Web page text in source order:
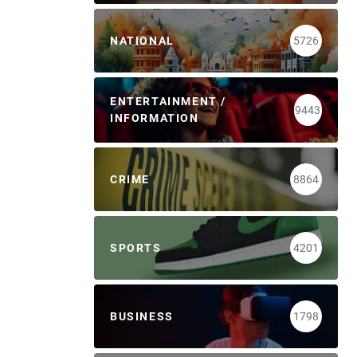
NATIONAL 5726
ENTERTAINMENT /
INFORMATION
9443
CRIME 8864
SPORTS 4201
BUSINESS 1798